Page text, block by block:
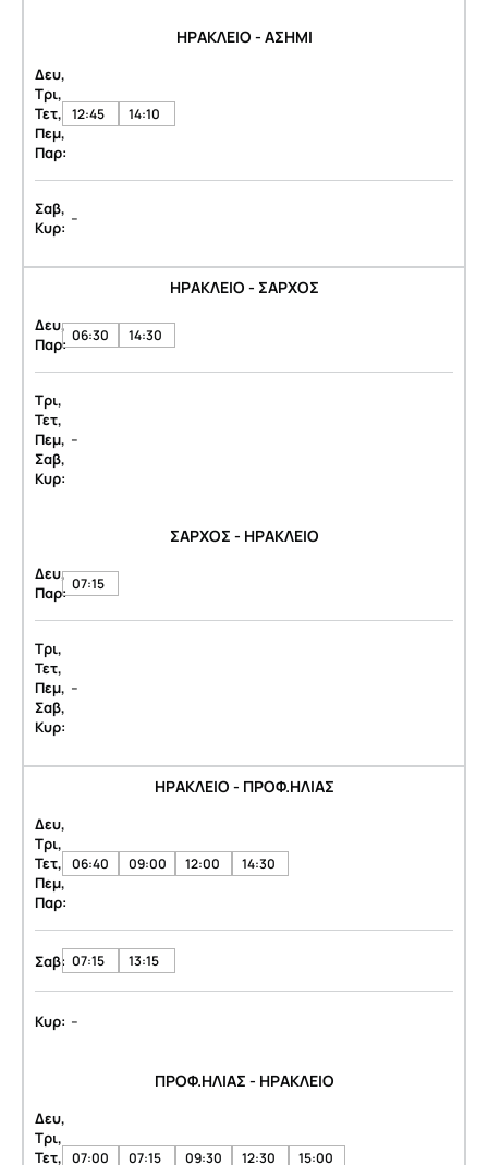
ΗΡΑΚΛΕΙΟ - ΑΣΗΜΙ
Δευ,
Τρι,
Τετ,
Πεμ,
Παρ:
12:45 14:10
Σαβ,
Κυρ: -
ΗΡΑΚΛΕΙΟ - ΣΑΡΧΟΣ
Δευ,
Παρ: 06:30 14:30
Τρι,
Τετ,
Πεμ,
Σαβ,
Κυρ:
-
ΣΑΡΧΟΣ - ΗΡΑΚΛΕΙΟ
Δευ,
Παρ: 07:15
Τρι,
Τετ,
Πεμ,
Σαβ,
Κυρ:
-
ΗΡΑΚΛΕΙΟ - ΠΡΟΦ.ΗΛΙΑΣ
Δευ,
Τρι,
Τετ,
Πεμ,
Παρ:
06:40 09:00 12:00 14:30
Σαβ: 07:15 13:15
Κυρ: -
ΠΡΟΦ.ΗΛΙΑΣ - ΗΡΑΚΛΕΙΟ
Δευ,
Τρι,
Τετ, 07:00 07:15 09:30 12:30 15:00